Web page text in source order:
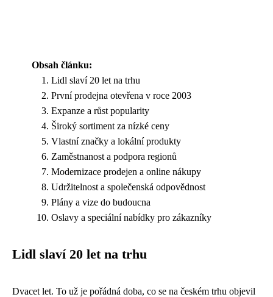
Obsah článku:
Lidl slaví 20 let na trhu
První prodejna otevřena v roce 2003
Expanze a růst popularity
Široký sortiment za nízké ceny
Vlastní značky a lokální produkty
Zaměstnanost a podpora regionů
Modernizace prodejen a online nákupy
Udržitelnost a společenská odpovědnost
Plány a vize do budoucna
Oslavy a speciální nabídky pro zákazníky
Lidl slaví 20 let na trhu
Dvacet let. To už je pořádná doba, co se na českém trhu objevil